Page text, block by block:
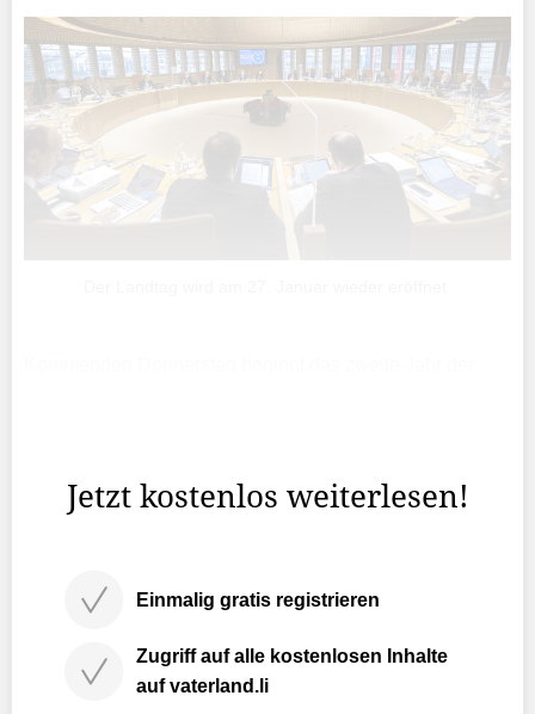
Jetzt kostenlos weiterlesen!
Einmalig gratis registrieren
Zugriff auf alle kostenlosen Inhalte
auf vaterland.li